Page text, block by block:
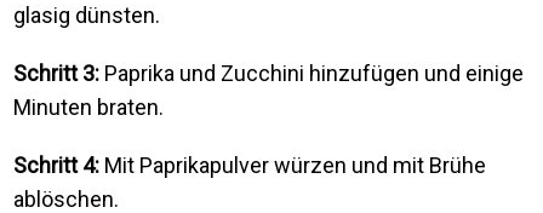
glasig dünsten.
Schritt 3: Paprika und Zucchini hinzufügen und einige
Minuten braten.
Schritt 4: Mit Paprikapulver würzen und mit Brühe
ablöschen.